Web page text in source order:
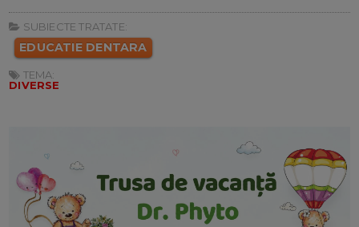
SUBIECTE TRATATE:
EDUCATIE DENTARA
TEMA:
DIVERSE